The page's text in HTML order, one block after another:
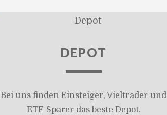
DEPOT
Bei uns finden Einsteiger, Vieltrader und
ETF-Sparer das beste Depot.